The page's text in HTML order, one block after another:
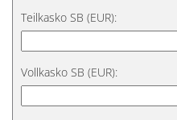
Teilkasko SB (EUR):
Vollkasko SB (EUR):